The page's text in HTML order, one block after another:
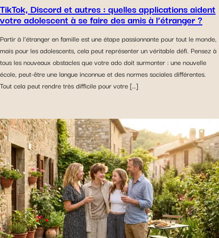
TikTok, Discord et autres : quelles applications aident
votre adolescent à se faire des amis à l’étranger ?
Partir à l’étranger en famille est une étape passionnante pour tout le monde,
mais pour les adolescents, cela peut représenter un véritable défi. Pensez à
tous les nouveaux obstacles que votre ado doit surmonter : une nouvelle
école, peut-être une langue inconnue et des normes sociales différentes.
Tout cela peut rendre très difficile pour votre […]